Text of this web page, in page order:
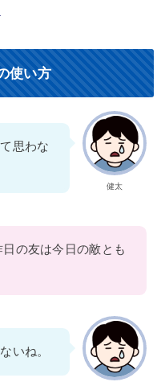
使い方
健太
思わな
日の友は今日の敵とも
いね。